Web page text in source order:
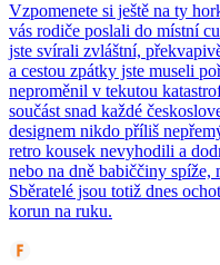
Vzpomenete si ještě na ty
vás rodiče poslali do místní
jste svírali zvláštní,
a cestou zpátky jste museli
neproměnil v tekutou
součást snad každé
designem nikdo příliš
retro kousek nevyhodili a
nebo na dně babiččiny spíže,
Sběratelé jsou totiž dnes
korun na ruku.